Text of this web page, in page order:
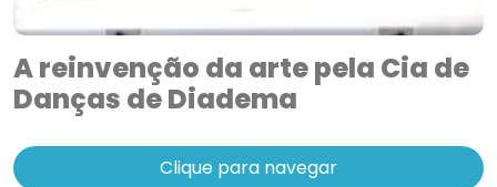
A reinvenção da arte pela Cia de
Danças de Diadema
Clique para navegar